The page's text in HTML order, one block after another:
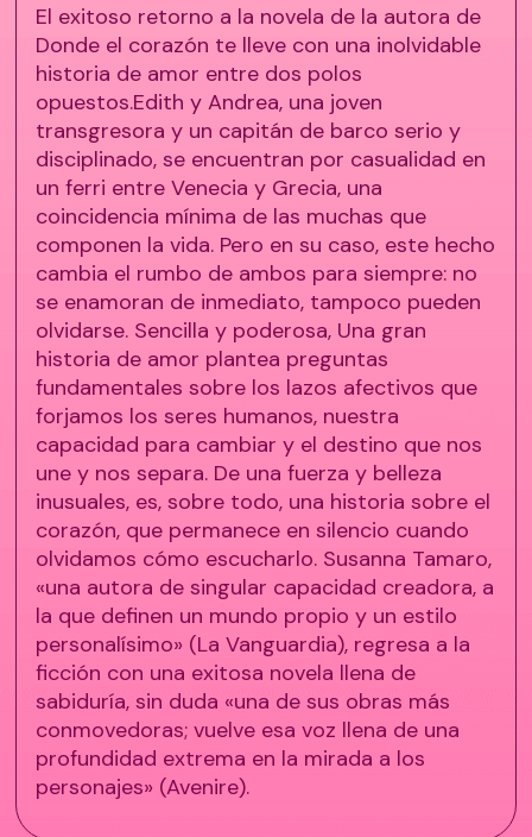
El exitoso retorno a la novela de la autora de
Donde el corazón te lleve con una inolvidable
historia de amor entre dos polos
opuestos.Edith y Andrea, una joven
transgresora y un capitán de barco serio y
disciplinado, se encuentran por casualidad en
un ferri entre Venecia y Grecia, una
coincidencia mínima de las muchas que
componen la vida. Pero en su caso, este hecho
cambia el rumbo de ambos para siempre: no
se enamoran de inmediato, tampoco pueden
olvidarse. Sencilla y poderosa, Una gran
historia de amor plantea preguntas
fundamentales sobre los lazos afectivos que
forjamos los seres humanos, nuestra
capacidad para cambiar y el destino que nos
une y nos separa. De una fuerza y belleza
inusuales, es, sobre todo, una historia sobre el
corazón, que permanece en silencio cuando
olvidamos cómo escucharlo. Susanna Tamaro,
«una autora de singular capacidad creadora, a
la que definen un mundo propio y un estilo
personalísimo» (La Vanguardia), regresa a la
ficción con una exitosa novela llena de
sabiduría, sin duda «una de sus obras más
conmovedoras; vuelve esa voz llena de una
profundidad extrema en la mirada a los
personajes» (Avenire).